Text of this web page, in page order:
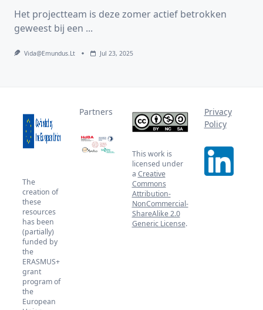
Het projectteam is deze zomer actief betrokken
geweest bij een ...
Vida@emundus.lt Jul 23, 2025
The
creation of
these
resources
has been
(partially)
funded by
the
ERASMUS+
grant
program of
the
European
Partners
This work is
licensed under
a Creative
Commons
Attribution-
NonCommercial-
ShareAlike 2.0
Generic License.
Privacy
Policy